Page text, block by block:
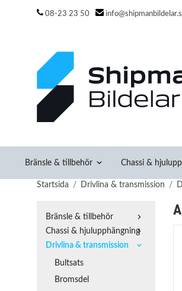
08-23 23 50
Bränsle & tillbehör Chassi &
Startsida / Drivlina & transmission /
Bränsle & tillbehör
Chassi & hjulupphängning
Drivlina & transmission
Bultsats
Bromsdel